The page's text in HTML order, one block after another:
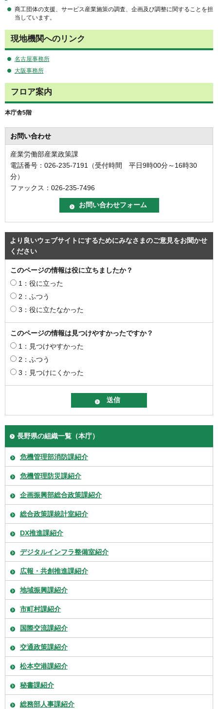
商工団体の支援、サービス産業施策の調査、企画及び調整に関することを担
当しています。
現地機関へのリンク
名古屋事務所
大阪事務所
フロア案内
本庁舎5階
お問い合わせ
産業労働部産業政策課
電話番号：026-235-7191（受付時間 平日9時00分～16時30
分）
ファックス：026-235-7496
より良いウェブサイトにするためにみなさまのご意見をお聞かせ
ください
このページの情報は役に立ちましたか？
1：役に立った
2：ふつう
3：役に立たなかった
このページの情報は見つけやすかったですか？
1：見つけやすかった
2：ふつう
3：見つけにくかった
長野県の組織一覧（本庁）
危機管理部消防課紹介
危機管理防災課紹介
企画振興部総合政策課紹介
総合政策課統計室紹介
DX推進課紹介
デジタルインフラ整備室紹介
広報・共創推進課紹介
地域振興課紹介
市町村課紹介
国際交流課紹介
交通政策課紹介
松本空港課紹介
秘書課紹介
総務部人事課紹介